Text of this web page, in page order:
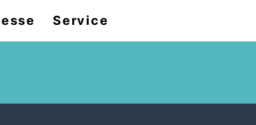
Service